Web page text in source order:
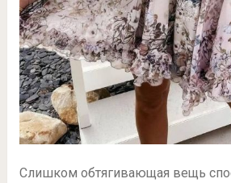
Слишком обтягивающая вещь